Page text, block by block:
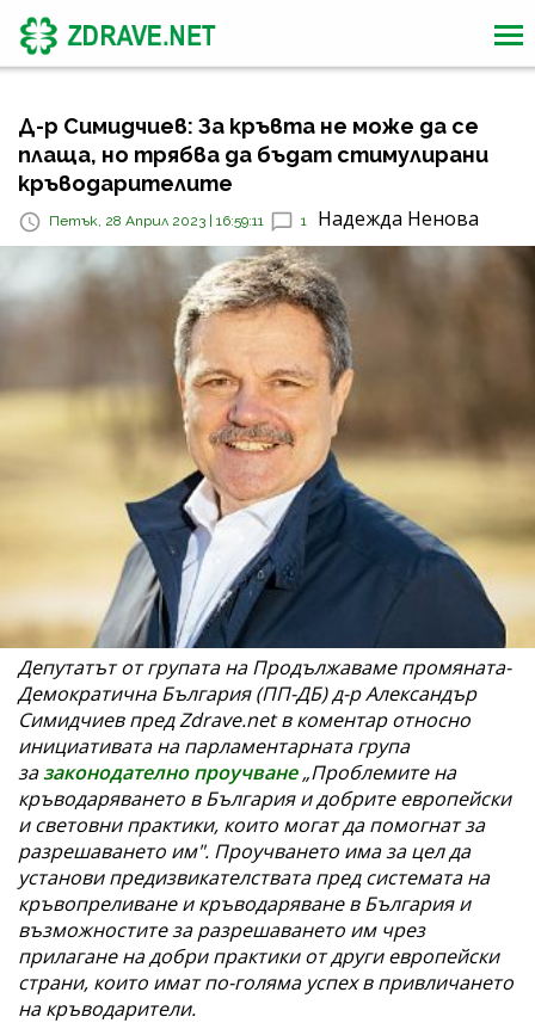
Д-р Симидчиев: За кръвта не може да се
плаща, но трябва да бъдат стимулирани
кръводарителите
Петък, 28 Април 2023 | 16:59:11 1 Надежда Ненова
Депутатът от групата на Продължаваме промяната-
Демократична България (ПП-ДБ) д-р Александър
Симидчиев пред Zdrave.net в коментар относно
инициативата на парламентарната група
зазаконодателно проучване„Проблемите на
кръводаряването в България и добрите европейски
и световни практики, които могат да помогнат за
разрешаването им". Проучването има за цел да
установи предизвикателствата пред системата на
кръвопреливане и кръводаряване в България и
възможностите за разрешаването им чрез
прилагане на добри практики от други европейски
страни, които имат по-голяма успех в привличането
на кръводарители.